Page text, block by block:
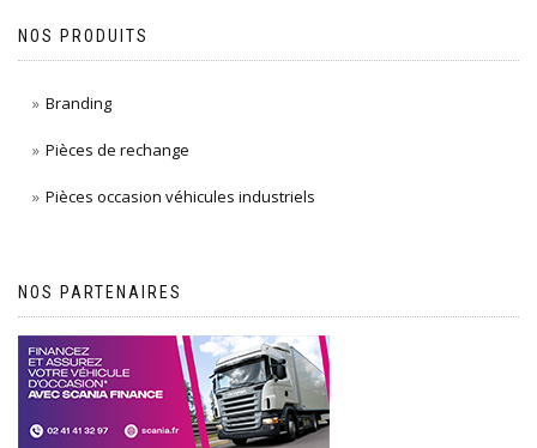
NOS PRODUITS
Branding
Pièces de rechange
Pièces occasion véhicules industriels
NOS PARTENAIRES